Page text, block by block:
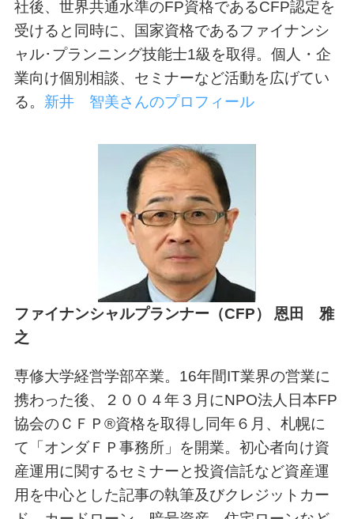
社後、世界共通水準のFP資格であるCFP認定を
受けると同時に、国家資格であるファイナンシ
ャル･プランニング技能士1級を取得。個人・企
業向け個別相談、セミナーなど活動を広げてい
る。 新井 智美さんのプロフィール
ファイナンシャルプランナー（CFP） 恩田 雅
之
専修大学経営学部卒業。16年間IT業界の営業に
携わった後、２００４年３月にNPO法人日本FP
協会のＣＦＰ®資格を取得し同年６月、札幌に
て「オンダＦＰ事務所」を開業。初心者向け資
産運用に関するセミナーと投資信託など資産運
用を中心とした記事の執筆及びクレジットカー